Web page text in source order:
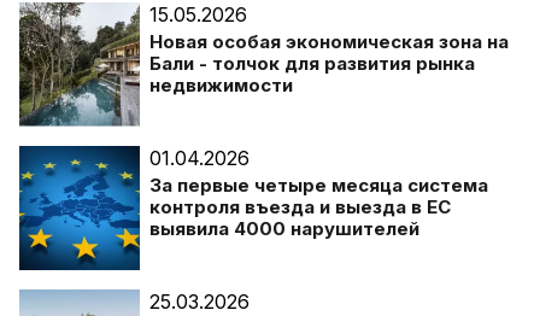
15.05.2026
Новая особая экономическая зона на
Бали - толчок для развития рынка
недвижимости
01.04.2026
За первые четыре месяца система
контроля въезда и выезда в ЕС
выявила 4000 нарушителей
25.03.2026